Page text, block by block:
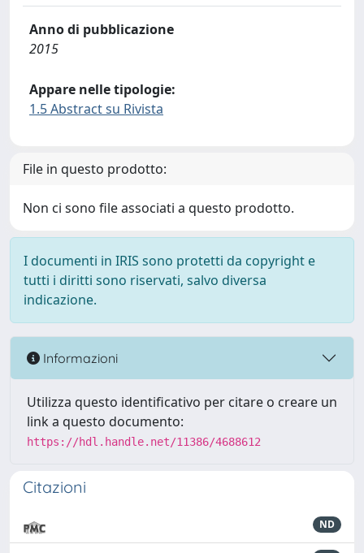
Anno di pubblicazione
2015
Appare nelle tipologie:
1.5 Abstract su Rivista
File in questo prodotto:
Non ci sono file associati a questo prodotto.
I documenti in IRIS sono protetti da copyright e
tutti i diritti sono riservati, salvo diversa
indicazione.
Informazioni
Utilizza questo identificativo per citare o creare un
link a questo documento:
https://hdl.handle.net/11386/4688612
Citazioni
ND